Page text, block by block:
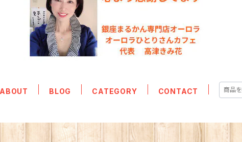
BLOG CATEGORY CONTACT